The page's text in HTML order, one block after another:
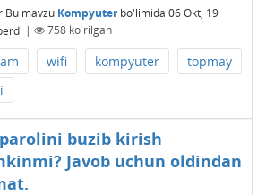
Bu mavzu Kompyuterbo'limida 06 Okt, 19
| 758ko'rilgan
wifi kompyuter
topmay
buzib kirish
Javob uchun oldindan